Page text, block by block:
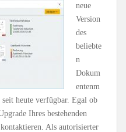
neue
Version
des
beliebte
n
Dokum
entenm
seit heute verfügbar. Egal ob
Ihres bestehenden
Als autorisierter